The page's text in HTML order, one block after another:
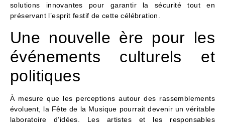
solutions innovantes pour garantir la sécurité tout en
préservant l’esprit festif de cette célébration.
Une nouvelle ère pour les
événements culturels et
politiques
À mesure que les perceptions autour des rassemblements
évoluent, la Fête de la Musique pourrait devenir un véritable
laboratoire d’idées. Les artistes et les responsables